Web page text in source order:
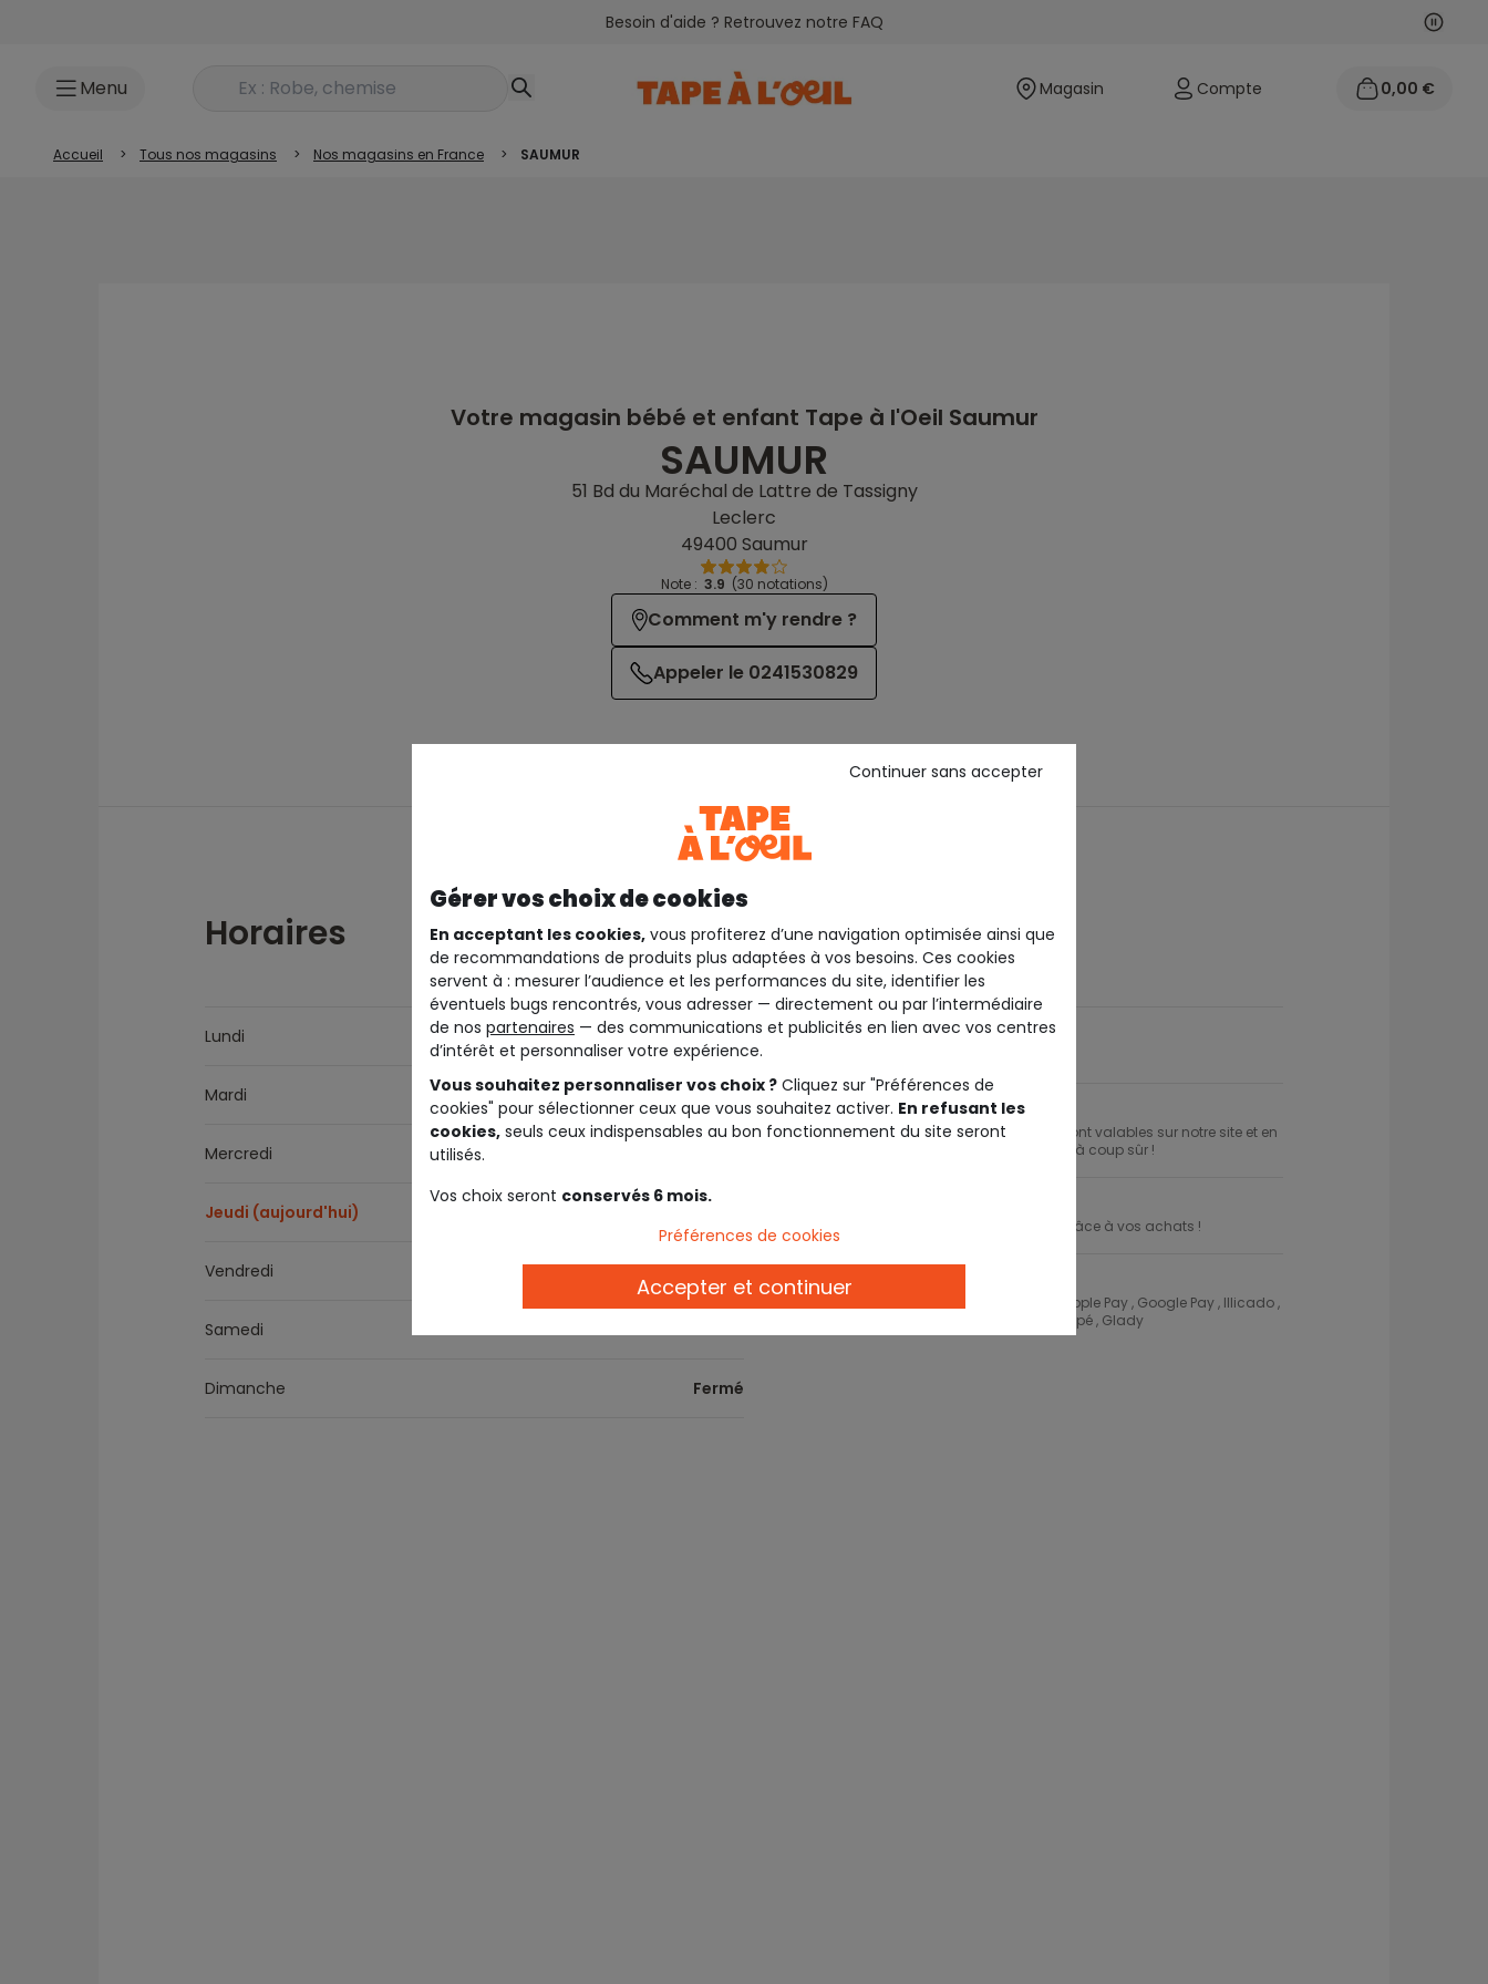
Besoin d'aide ? Retrouvez notre FAQ
Menu Rechercher un produit Magasin Compte 0,00 €
Accueil > Tous nos magasins > Nos magasins en France > SAUMUR
Votre magasin bébé et enfant Tape à l'Oeil Saumur
SAUMUR
51 Bd du Maréchal de Lattre de Tassigny
Leclerc
49400 Saumur
Note : 3.9 (30 notations)
Comment m'y rendre ?
Appeler le 0241530829
Horaires
Lundi 09:30 - 19:30
Mardi 09:30 - 19:30
Mercredi
Jeudi (aujourd'hui)
Vendredi 09:30 - 20:00
Samedi 09:30 - 20:00
Dimanche Fermé
Services
Livraison en magasin
Livraison offerte dès 10€ en magasin
Carte cadeau Tape à l'Oeil
Offrez la liberté de choisir ! Nos cartes cadeaux sont valables sur notre site et en
magasin. C’est le cadeau idéal pour faire plaisir à coup sûr !
Votre fidélité récompensée ! Gagnez des euros grâce à vos achats !
Modes de paiement
Cartes Bancaires , Carte Cadeau Tape à l'Oeil , Apple Pay , Google Pay , Illicado ,
Kadeos Edenred , Cadhoc , Bimpli Cado , Tir Groupé , Glady
Gérer vos choix de cookies
En acceptant les cookies, vous profiterez d’une navigation optimisée ainsi que
de recommandations de produits plus adaptées à vos besoins. Ces cookies
servent à : mesurer l’audience et les performances du site, identifier les
éventuels bugs rencontrés, vous adresser — directement ou par l’intermédiaire
de nos partenaires — des communications et publicités en lien avec vos centres
d’intérêt et personnaliser votre expérience.
Vous souhaitez personnaliser vos choix ? Cliquez sur "Préférences de
cookies" pour sélectionner ceux que vous souhaitez activer. En refusant les
cookies, seuls ceux indispensables au bon fonctionnement du site seront
utilisés.
Vos choix seront conservés 6 mois.
Continuer sans accepter
Préférences de cookies
Accepter et continuer